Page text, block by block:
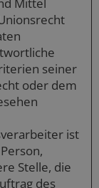
Mittel
seiner
oder dem
ist
Stelle, die
des